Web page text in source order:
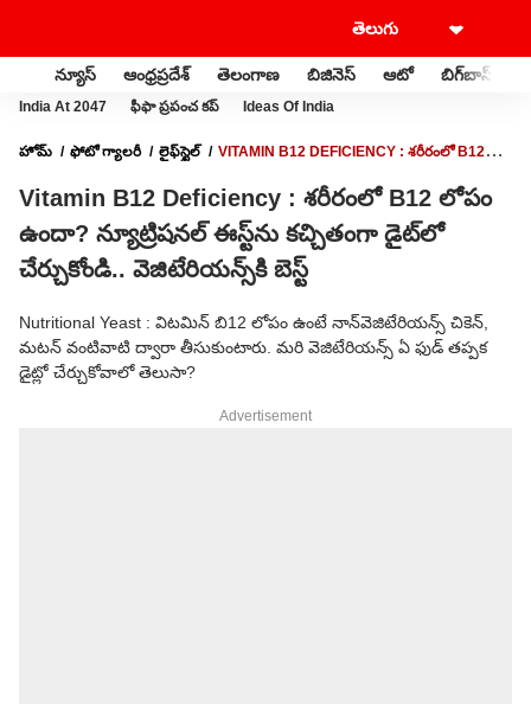
న్యూస్ ఆంధ్రప్రదేశ్ తెలంగాణ బిజినెస్ ఆటో బిగ్‌బాస్
India At 2047 ఫీఫా ప్రపంచ కప్ Ideas Of India
హోమ్ ఫోటో గ్యాలరీ లైఫ్‌స్టైల్‌
VITAMIN B12 DEFICIENCY : శరీరంలో B12
Vitamin B12 Deficiency : శరీరంలో B12 లోపం
ఉందా? న్యూట్రిషనల్ ఈస్ట్​ను కచ్చితంగా డైట్‌లో
చేర్చుకోండి.. వెజిటేరియన్స్​కి బెస్ట్
Nutritional Yeast : విటమిన్ బి12 లోపం ఉంటే నాన్​వెజిటేరియన్స్​ చికెన్,
మటన్ వంటివాటి ద్వారా తీసుకుంటారు. మరి వెజిటేరియన్స్ ఏ ఫుడ్ తప్పక
డైట్లో చేర్చుకోవాలో తెలుసా?
Advertisement